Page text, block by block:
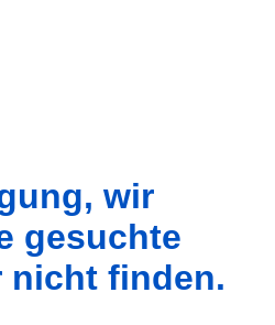
wir
gesuchte
nicht finden.